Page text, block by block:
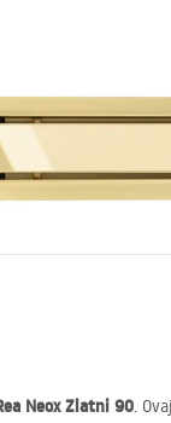
Neox Zlatni 90. Ovaj